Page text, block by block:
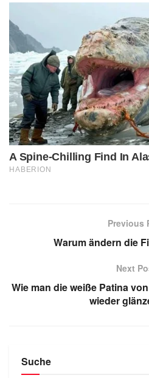
Previous
Warum ändern die
Next
Wie man die weiße Patina
wieder
Suche